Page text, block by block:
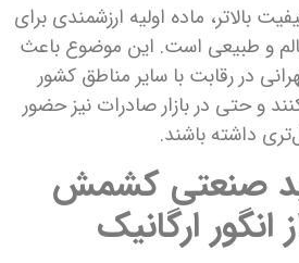
بالاتر، ماده اولیه ارزشمندی برای
و طبیعی است. این موضوع باعث
در رقابت با سایر مناطق کشور
و حتی در بازار صادرات نیز حضور
داشته باشند.
صنعتی کشمش
انگور ارگانیک